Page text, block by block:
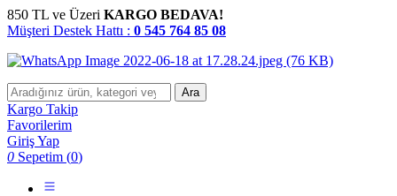
850 TL ve Üzeri KARGO BEDAVA!
Müşteri Destek Hattı : 0 545 764 85 08
Ara
Kargo Takip
Favorilerim
Giriş Yap
0 Sepetim (0)